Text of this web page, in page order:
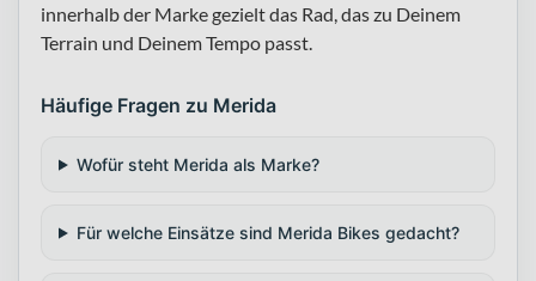
innerhalb der Marke gezielt das Rad, das zu Deinem
Terrain und Deinem Tempo passt.
Häufige Fragen zu Merida
Wofür steht Merida als Marke?
Für welche Einsätze sind Merida Bikes gedacht?